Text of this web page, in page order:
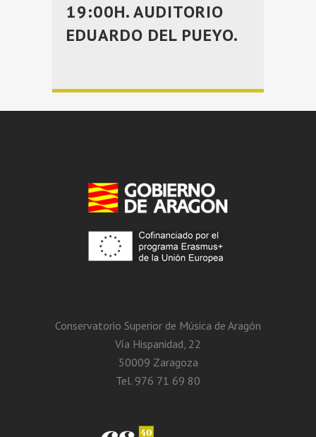
19:00H. AUDITORIO
EDUARDO DEL PUEYO.
Conservatorio Superior de Música de Aragón
Vía Hispanidad, 22
50009 Zaragoza
Tel. 976 71 69 80